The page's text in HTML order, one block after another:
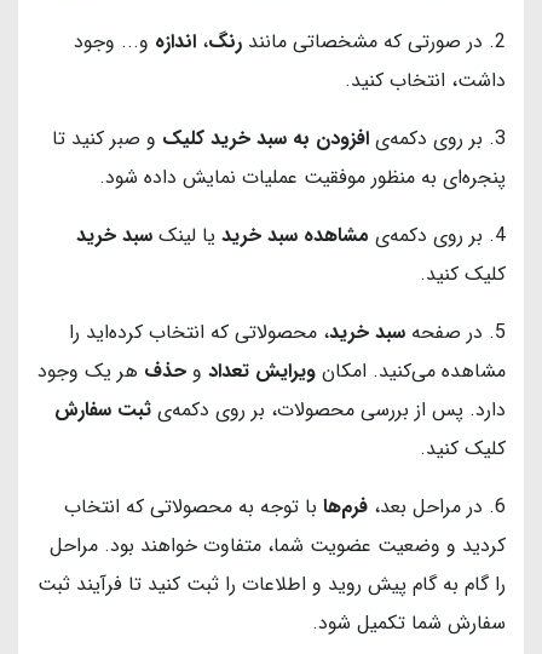
2. در صورتی که مشخصاتی مانند
رنگ، اندازه و... وجود
داشت، انتخاب کنید.
3. بر روی دکمه‌ی
افزودن به سبد خرید کلیک و صبر کنید تا
پنجره‌ای به منظور موفقیت عملیات نمایش داده شود.
4. بر روی دکمه‌ی
مشاهده سبد خرید یا لینک سبد خرید
کلیک کنید.
5. در صفحه
سبد خرید، محصولاتی که انتخاب کرده‌اید را
مشاهده می‌کنید. امکان ویرایش تعداد و حذف هر یک وجود
دارد. پس از بررسی محصولات، بر روی دکمه‌ی ثبت سفارش
کلیک کنید.
6. در مراحل بعد،
فرم‌ها با توجه به محصولاتی که انتخاب
کردید و وضعیت عضویت شما، متفاوت خواهند بود. مراحل
را گام به گام پیش روید و اطلاعات را ثبت کنید تا فرآیند ثبت
سفارش شما تکمیل شود.